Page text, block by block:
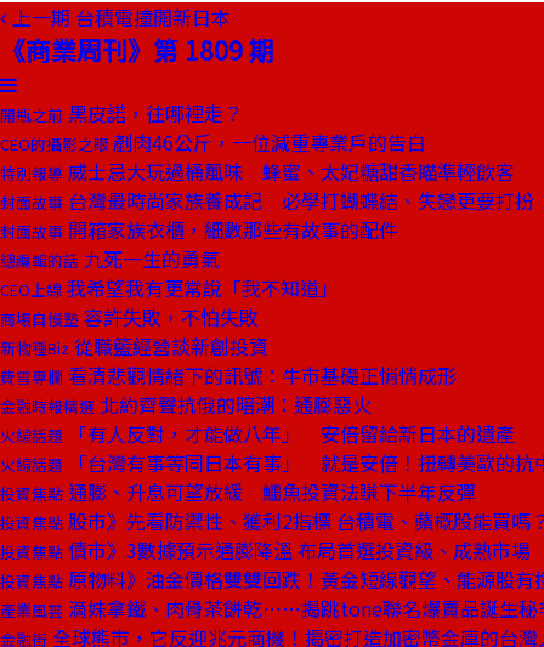
上一期 台積電撞開新日本
《商業周刊》第 1809 期
開瓶之前 黑皮諾，往哪裡走？
CEO的攝影之眼 剷肉46公斤，一位減重專業戶的告白
特別報導 威士忌大玩過桶風味 蜂蜜、太妃糖甜香瞄準輕飲客
封面故事 台灣最時尚家族養成記 必學打蝴蝶結、失戀更要打扮
封面故事 開箱家族衣櫃，細數那些有故事的配件
總編輯的話 九死一生的勇氣
CEO上線 我希望我有更常說「我不知道」
商場自慢塾 容許失敗，不怕失敗
新物種Biz 從職籃經營談新創投資
費雪專欄 看清悲觀情緒下的訊號：牛市基礎正悄悄成形
金融時報精選 北約齊聲抗俄的暗潮：通膨惡火
火線話題 「有人反對，才能做八年」 安倍留給新日本的遺產
火線話題 「台灣有事等同日本有事」 就是安倍！扭轉美歐的抗
投資焦點 通膨、升息可望放緩 鱷魚投資法賺下半年反彈
投資焦點 股市》先看防禦性、獲利2指標 台積電、蘋概股能買嗎？
投資焦點 債市》3數據預示通膨降溫 布局首選投資級、成熟市場
投資焦點 原物料》油金價格雙雙回跌！黃金短線觀望、能源股有
產業風雲 滴妹拿鐵、肉骨茶餅乾⋯⋯揭跳tone聯名爆賣品誕生秘
金融街 全球熊市，它反迎兆元商機！揭密打造加密幣金庫的台灣